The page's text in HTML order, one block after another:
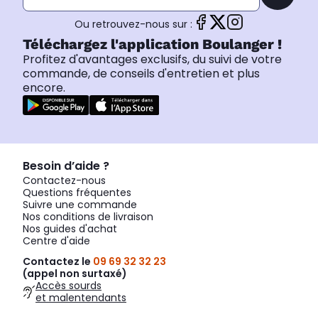
Ou retrouvez-nous sur :
Téléchargez l'application Boulanger !
Profitez d'avantages exclusifs, du suivi de votre
commande, de conseils d'entretien et plus
encore.
Besoin d’aide ?
Contactez-nous
Questions fréquentes
Suivre une commande
Nos conditions de livraison
Nos guides d'achat
Centre d'aide
Contactez le 09 69 32 32 23
(appel non surtaxé)
Accès sourds
et malentendants